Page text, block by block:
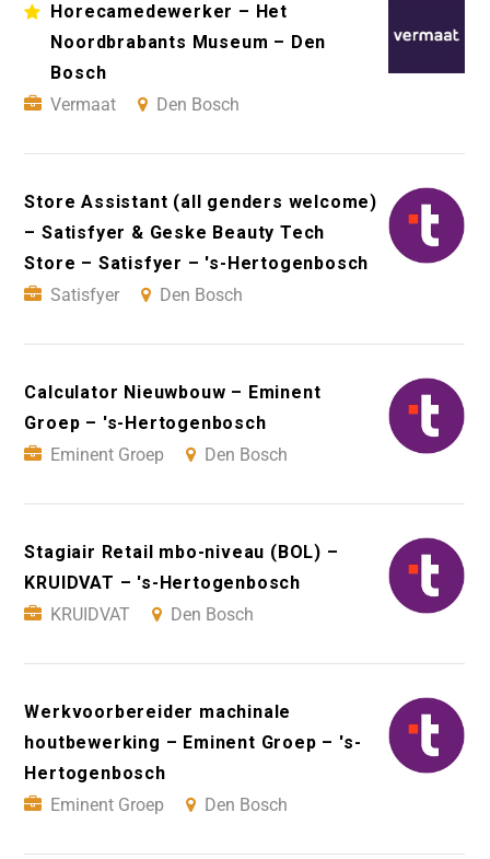
Horecamedewerker – Het
Noordbrabants Museum – Den
Bosch
Vermaat
Den Bosch
Store Assistant (all genders welcome)
– Satisfyer & Geske Beauty Tech
Store – Satisfyer – 's-Hertogenbosch
Satisfyer
Den Bosch
Calculator Nieuwbouw – Eminent
Groep – 's-Hertogenbosch
Eminent Groep
Den Bosch
Stagiair Retail mbo-niveau (BOL) –
KRUIDVAT – 's-Hertogenbosch
KRUIDVAT
Den Bosch
Werkvoorbereider machinale
houtbewerking – Eminent Groep – 's-
Hertogenbosch
Eminent Groep
Den Bosch